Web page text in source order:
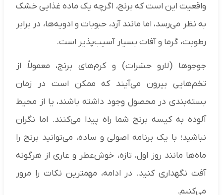
واقعیت این است که برنج، اگرچه یک ماده غذایی خشک
به نظر می‌رسد، اما مانند آرد، حبوبات و ادویه‌ها، در برابر
رطوبت، گرما و آفات بسیار آسیب‌پذیر است.
جوجوها (لارو حشرات) و کرم‌های برنج، معمولاً از
تخم‌هایی بیرون می‌آیند که ممکن است در زمان
بسته‌بندی در محصول وجود داشته باشند، یا از محیط
آلوده به کیسه برنج شما راه پیدا می‌کنند. اما نگران
نباشید؛ با یک برنامه اصولی و ساده، می‌توانید برنج را
ماه‌ها مانند روز اول، تازه، خوش‌عطر و عاری از هرگونه
آفت نگهداری کنید. در ادامه، مهمترین نکات را مرور
می‌کنیم.